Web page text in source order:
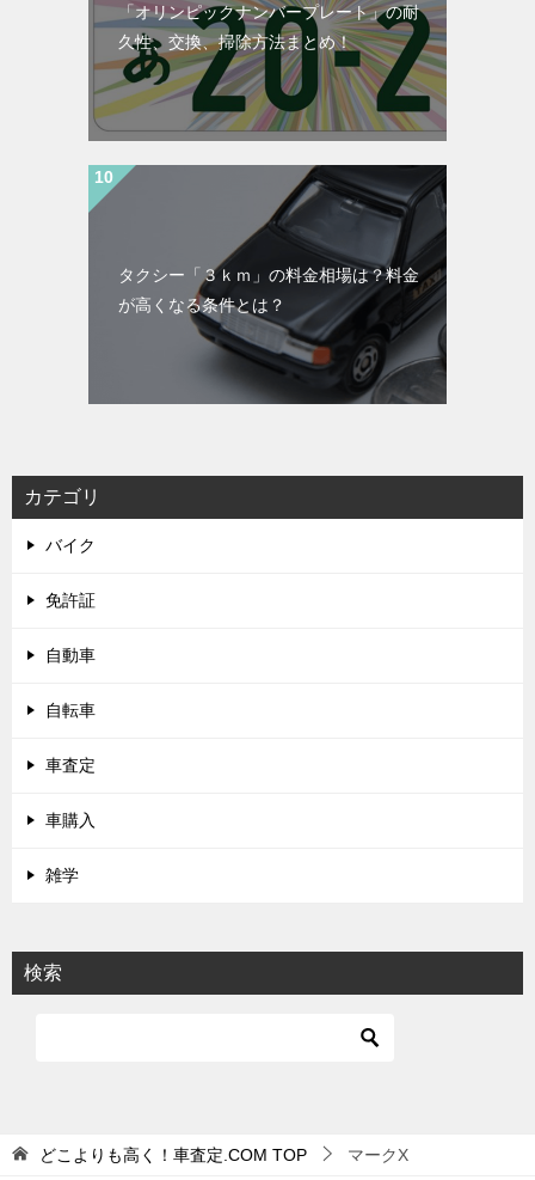
「オリンピックナンバープレート」の耐
久性、交換、掃除方法まとめ！
タクシー「３ｋｍ」の料金相場は？料金
が高くなる条件とは？
カテゴリ
バイク
免許証
自動車
自転車
車査定
車購入
雑学
検索
どこよりも高く！車査定.COM TOP マークX